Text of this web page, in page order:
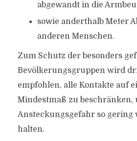
abgewandt in die
sowie anderthalb Meter
anderen Menschen.
Zum Schutz der besonders
Bevölkerungsgruppen wird
empfohlen, alle Kontakte auf
Mindestmaß zu beschränken,
Ansteckungsgefahr so gering
halten.